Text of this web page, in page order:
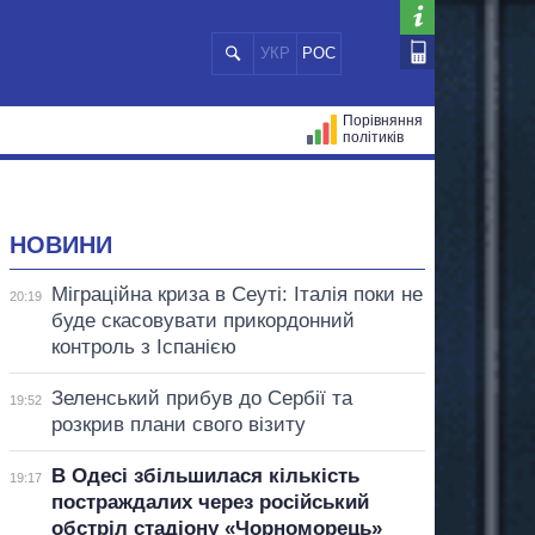
УКР РОС
Порівняння
політиків
НОВИНИ
20:19
Міграційна криза в Сеуті: Італія поки не
буде скасовувати прикордонний
контроль з Іспанією
19:52
Зеленський прибув до Сербії та
розкрив плани свого візиту
19:17
В Одесі збільшилася кількість
постраждалих через російський
обстріл стадіону «Чорноморець»